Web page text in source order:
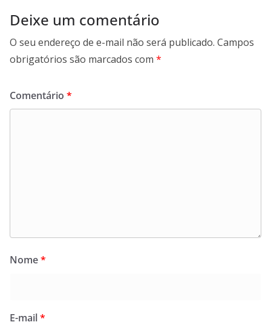
Deixe um comentário
O seu endereço de e-mail não será publicado. Campos
obrigatórios são marcados com *
Comentário *
Nome*
E-mail*